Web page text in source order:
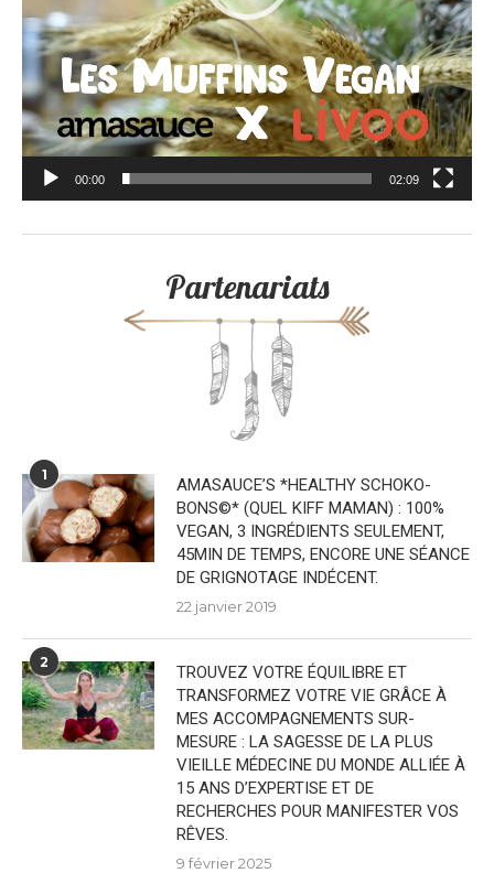
00:00 02:09
Partenariats
1
AMASAUCE’S *HEALTHY SCHOKO-
BONS©* (QUEL KIFF MAMAN) : 100%
VEGAN, 3 INGRÉDIENTS SEULEMENT,
45MIN DE TEMPS, ENCORE UNE SÉANCE
DE GRIGNOTAGE INDÉCENT.
22 janvier 2019
2
TROUVEZ VOTRE ÉQUILIBRE ET
TRANSFORMEZ VOTRE VIE GRÂCE À
MES ACCOMPAGNEMENTS SUR-
MESURE : LA SAGESSE DE LA PLUS
VIEILLE MÉDECINE DU MONDE ALLIÉE À
15 ANS D’EXPERTISE ET DE
RECHERCHES POUR MANIFESTER VOS
RÊVES.
9 février 2025